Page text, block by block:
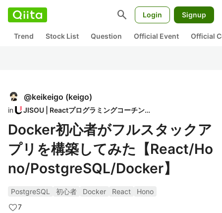
search Login Signup
Trend Stock List Question Official Event Official
@keikeigo (keigo)
in JISOU | Reactプログラミングコーチング
Docker初心者がフルスタックア
プリを構築してみた【React/Ho
no/PostgreSQL/Docker】
PostgreSQL 初心者 Docker React
Hono
7